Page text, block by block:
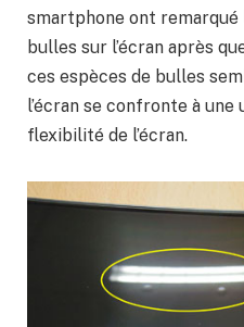
smartphone ont
bulles sur l’écran après
ces espèces de bulles
l’écran se confronte à
flexibilité de l’écran.